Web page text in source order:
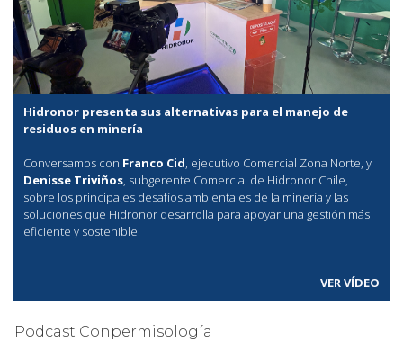
Hidronor presenta sus alternativas para el manejo de
residuos en minería
Conversamos con Franco Cid, ejecutivo Comercial Zona Norte, y
Denisse Triviños, subgerente Comercial de Hidronor Chile,
sobre los principales desafíos ambientales de la minería y las
soluciones que Hidronor desarrolla para apoyar una gestión más
eficiente y sostenible.
VER VÍDEO
Podcast Conpermisología